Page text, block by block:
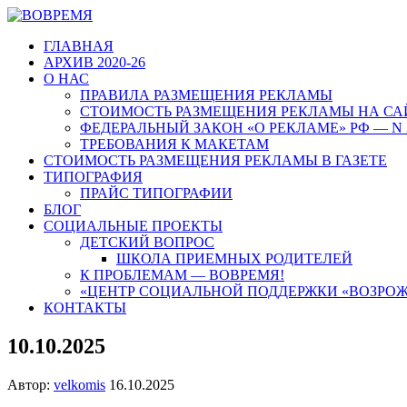
ГЛАВНАЯ
АРХИВ 2020-26
О НАС
ПРАВИЛА РАЗМЕЩЕНИЯ РЕКЛАМЫ
СТОИМОСТЬ РАЗМЕЩЕНИЯ РЕКЛАМЫ НА
ФЕДЕРАЛЬНЫЙ ЗАКОН «О РЕКЛАМЕ» РФ — N
ТРЕБОВАНИЯ К МАКЕТАМ
СТОИМОСТЬ РАЗМЕЩЕНИЯ РЕКЛАМЫ В ГАЗЕТЕ
ТИПОГРАФИЯ
ПРАЙС ТИПОГРАФИИ
БЛОГ
СОЦИАЛЬНЫЕ ПРОЕКТЫ
ДЕТСКИЙ ВОПРОС
ШКОЛА ПРИЕМНЫХ РОДИТЕЛЕЙ
К ПРОБЛЕМАМ — ВОВРЕМЯ!
«ЦЕНТР СОЦИАЛЬНОЙ ПОДДЕРЖКИ
КОНТАКТЫ
10.10.2025
Автор: velkomis 16.10.2025